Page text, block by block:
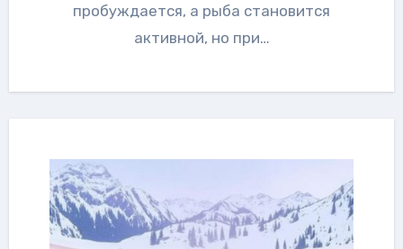
пробуждается, а рыба становится
активной, но при…